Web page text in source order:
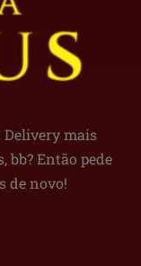
Delivery mais
bb? Então pede
de novo!